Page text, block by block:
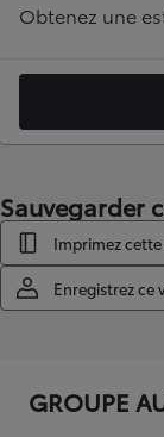
Obtenez une
Sauvegarder
Imprimez
Enregistrez ce
GROUPE